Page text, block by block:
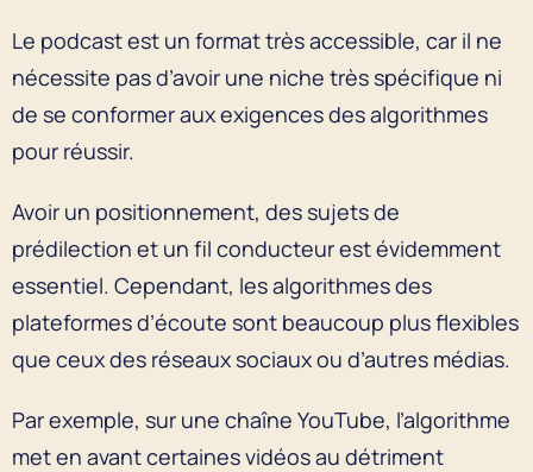
Le podcast est un format très accessible, car il ne
nécessite pas d’avoir une niche très spécifique ni
de se conformer aux exigences des algorithmes
pour réussir.
Avoir un positionnement, des sujets de
prédilection et un fil conducteur est évidemment
essentiel. Cependant, les algorithmes des
plateformes d’écoute sont beaucoup plus flexibles
que ceux des réseaux sociaux ou d’autres médias.
Par exemple, sur une chaîne YouTube, l’algorithme
met en avant certaines vidéos au détriment